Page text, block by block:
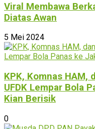
Viral Membawa
Diatas Awan
5 Mei 2024
KPK, Komnas HAM,
UFDK Lempar Bola
Kian Berisik
0